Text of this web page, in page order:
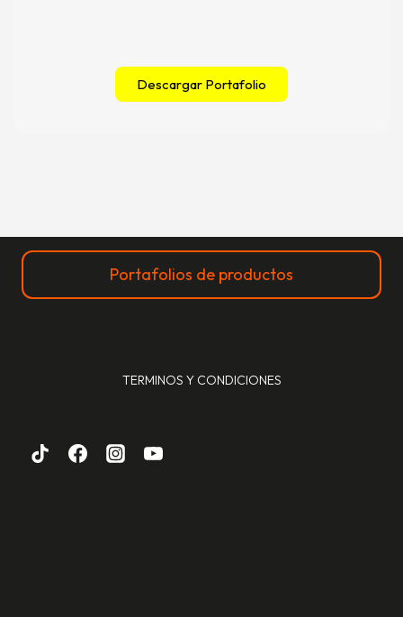
Descargar Portafolio
Portafolios de productos
TERMINOS Y CONDICIONES